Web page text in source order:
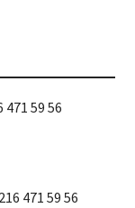
471 59 56
471 59 56